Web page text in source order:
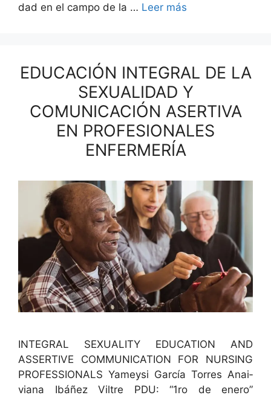
dad en el cam­po de la … Leer más
EDUCACIÓN INTEGRAL DE LA
SEXUALIDAD Y
COMUNICACIÓN ASERTIVA
EN PROFESIONALES
ENFERMERÍA
INTEGRAL SEXUALITY EDUCATION AND
ASSERTIVE COMMUNICATION FOR NURSING
PROFESSIONALS Yameysi Gar­cía Tor­res Anai­
viana Ibáñez Vil­tre PDU: “1ro de enero”